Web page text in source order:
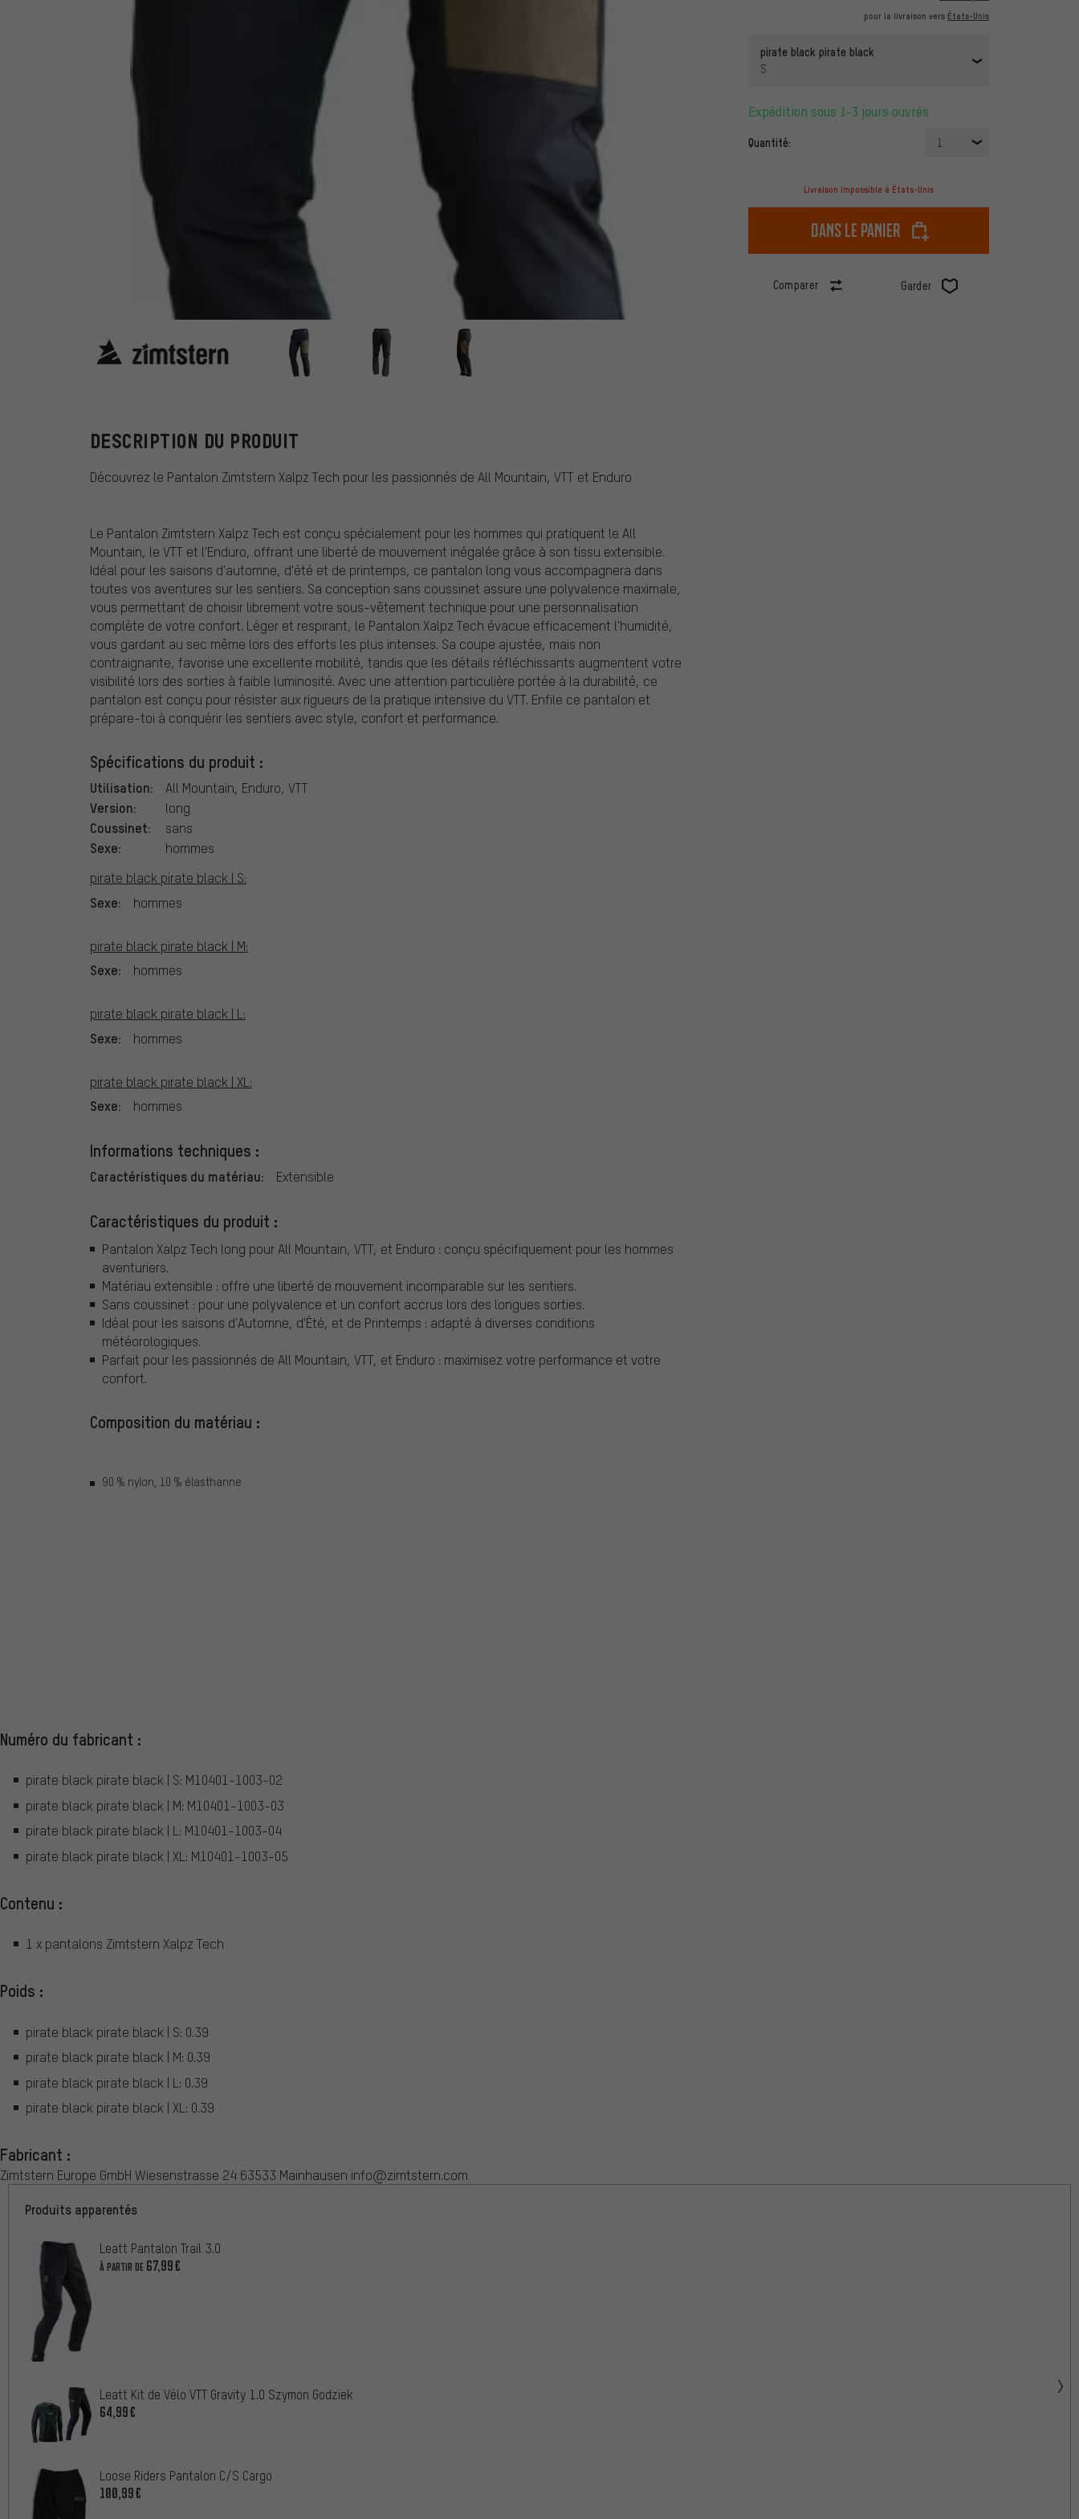
pour la livraison vers États-Unis
pirate black pirate black
S
Expédition sous 1-3 jours ouvrés
Quantité: 1
Livraison impossible à États-Unis
dans le panier
Comparer Garder
Zimtstern
DESCRIPTION DU PRODUIT
Découvrez le Pantalon Zimtstern Xalpz Tech pour les passionnés de All Mountain, VTT et Enduro
Le Pantalon Zimtstern Xalpz Tech est conçu spécialement pour les hommes qui pratiquent le All
Mountain, le VTT et l'Enduro, offrant une liberté de mouvement inégalée grâce à son tissu extensible.
Idéal pour les saisons d'automne, d'été et de printemps, ce pantalon long vous accompagnera dans
toutes vos aventures sur les sentiers. Sa conception sans coussinet assure une polyvalence maximale,
vous permettant de choisir librement votre sous-vêtement technique pour une personnalisation
complète de votre confort. Léger et respirant, le Pantalon Xalpz Tech évacue efficacement l'humidité,
vous gardant au sec même lors des efforts les plus intenses. Sa coupe ajustée, mais non
contraignante, favorise une excellente mobilité, tandis que les détails réfléchissants augmentent votre
visibilité lors des sorties à faible luminosité. Avec une attention particulière portée à la durabilité, ce
pantalon est conçu pour résister aux rigueurs de la pratique intensive du VTT. Enfile ce pantalon et
prépare-toi à conquérir les sentiers avec style, confort et performance.
Spécifications du produit :
Utilisation: All Mountain, Enduro, VTT
Version: long
Coussinet: sans
Sexe:
hommes
pirate black pirate black | S:
Sexe: hommes
pirate black pirate black | M:
Sexe: hommes
pirate black pirate black | L:
Sexe: hommes
pirate black pirate black | XL:
Sexe: hommes
Informations techniques :
Caractéristiques du matériau: Extensible
Caractéristiques du produit :
Pantalon Xalpz Tech long pour All Mountain, VTT, et Enduro : conçu spécifiquement pour les hommes
aventuriers.
Matériau extensible : offre une liberté de mouvement incomparable sur les sentiers.
Sans coussinet : pour une polyvalence et un confort accrus lors des longues sorties.
Idéal pour les saisons d'Automne, d'Été, et de Printemps : adapté à diverses conditions
météorologiques.
Parfait pour les passionnés de All Mountain, VTT, et Enduro : maximisez votre performance et votre
confort.
Composition du matériau :
90 % nylon, 10 % élasthanne
Numéro du fabricant :
pirate black pirate black | S: M10401-1003-02
pirate black pirate black | M: M10401-1003-03
pirate black pirate black | L: M10401-1003-04
pirate black pirate black | XL: M10401-1003-05
Contenu :
1 x pantalons Zimtstern Xalpz Tech
Poids :
pirate black pirate black | S: 0.39
pirate black pirate black | M: 0.39
pirate black pirate black | L: 0.39
pirate black pirate black | XL: 0.39
Fabricant :
Zimtstern Europe GmbH Wiesenstrasse 24 63533 Mainhausen info@zimtstern.com
Produits apparentés
Leatt Pantalon Trail 3.0
À PARTIR DE 67,99€
Leatt Kit de Vélo VTT Gravity 1.0 Szymon Godziek
64,99€
Loose Riders Pantalon C/S Cargo
100,99€